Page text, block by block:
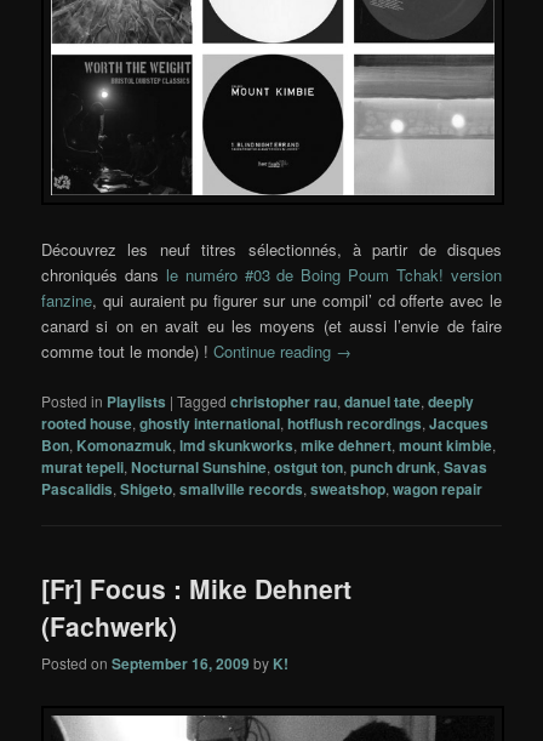
Découvrez les neuf titres sélectionnés, à partir de disques
chroniqués dans le numéro #03 de Boing Poum Tchak! version
fanzine, qui auraient pu figurer sur une compil’ cd offerte avec le
canard si on en avait eu les moyens (et aussi l’envie de faire
comme tout le monde) !Continue reading →
Posted in Playlists |Tagged christopher rau,danuel tate,deeply
rooted house,ghostly international,hotflush recordings,Jacques
Bon, Komonazmuk,lmd skunkworks,mike dehnert,mount kimbie,
murat tepeli,Nocturnal Sunshine,ostgut ton,punch drunk,Savas
Pascalidis,Shigeto,smallville records,sweatshop,wagon repair
[Fr] Focus : Mike Dehnert
(Fachwerk)
Posted onSeptember 16, 2009 by K!